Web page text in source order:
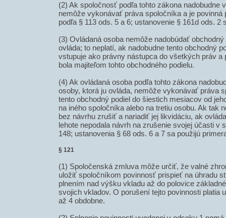
(2) Ak spoločnosť podľa tohto zákona nadobudne
nemôže vykonávať práva spoločníka a je povinná
podľa § 113 ods. 5 a 6; ustanovenie § 161d ods. 2
(3) Ovládaná osoba nemôže nadobúdať
ovláda; to neplatí, ak nadobudne tento obchodný
vstupuje ako právny nástupca do všetkých práv a
bola majiteľom tohto obchodného podielu.
(4) Ak ovládaná osoba podľa tohto zákona
osoby, ktorá ju ovláda, nemôže vykonávať práva
tento obchodný podiel do šiestich mesiacov od
na iného spoločníka alebo na tretiu osobu. Ak tak
bez návrhu zrušiť a nariadiť jej likvidáciu, ak
lehote nepodala návrh na zrušenie svojej účasti v
148; ustanovenia § 68 ods. 6 a 7 sa použijú
§ 121
(1) Spoločenská zmluva môže určiť, že valné
uložiť spoločníkom povinnosť prispieť na úhradu
plnením nad výšku vkladu až do polovice
svojich vkladov. O porušení tejto povinnosti platia
až 4 obdobne.